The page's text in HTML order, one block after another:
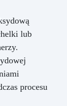
lub
procesu